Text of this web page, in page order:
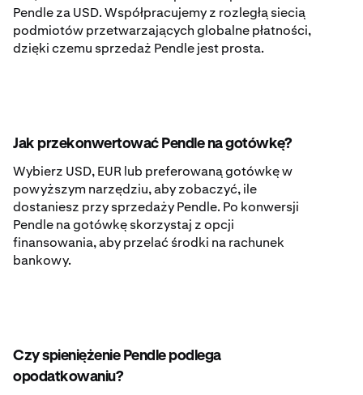
Pendle za USD. Współpracujemy z rozległą siecią
podmiotów przetwarzających globalne płatności,
dzięki czemu sprzedaż Pendle jest prosta.
Jak przekonwertować Pendle na gotówkę?
Wybierz USD, EUR lub preferowaną gotówkę w
powyższym narzędziu, aby zobaczyć, ile
dostaniesz przy sprzedaży Pendle. Po konwersji
Pendle na gotówkę skorzystaj z opcji
finansowania, aby przelać środki na rachunek
bankowy.
Czy spieniężenie Pendle podlega
opodatkowaniu?